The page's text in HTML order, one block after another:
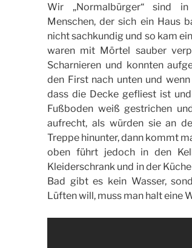
Wir „Normalbürger“ sind
Menschen, der sich ein Haus
nicht sachkundig und so kam
waren mit Mörtel sauber
Scharnieren und konnten
den First nach unten und
dass die Decke gefliest ist
Fußboden weiß gestrichen
aufrecht, als würden sie an
Treppe hinunter, dann kommt
oben führt jedoch in den
Kleiderschrank und in der
Bad gibt es kein Wasser,
Lüften will, muss man halt eine